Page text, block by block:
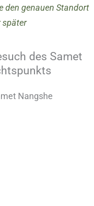
den genauen Standort
später
des Samet